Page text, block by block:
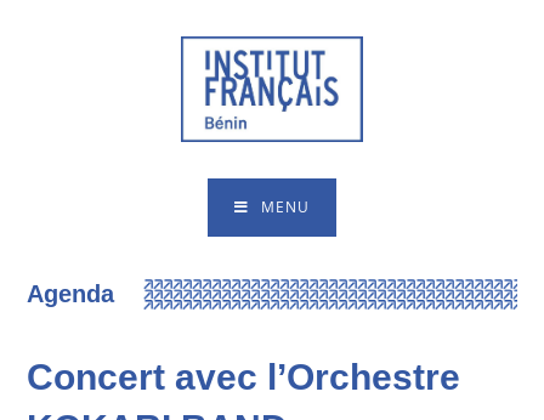
MENU
Agenda
Concert avec l’Orchestre